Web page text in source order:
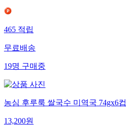
465 적립
무료배송
19명 구매중
농심 후루룩 쌀국수 미역국 74gx6컵
13,200원